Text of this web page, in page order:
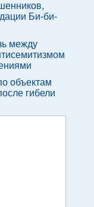
Би-би-
между
объектам
гибели